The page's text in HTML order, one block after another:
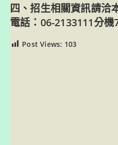
四、招生相關資訊請洽
電話：06-2133111分機
Post Views: 103